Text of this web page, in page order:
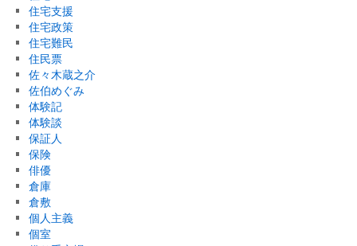
住宅支援
住宅政策
住宅難民
住民票
佐々木蔵之介
佐伯めぐみ
体験記
体験談
保証人
保険
俳優
倉庫
倉敷
個人主義
個室